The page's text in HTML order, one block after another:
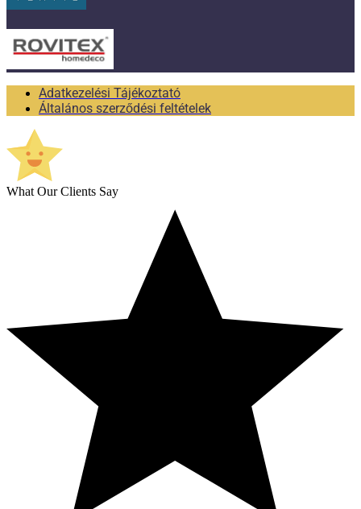
Adatkezelési Tájékoztató
Általános szerződési feltételek
What Our Clients Say